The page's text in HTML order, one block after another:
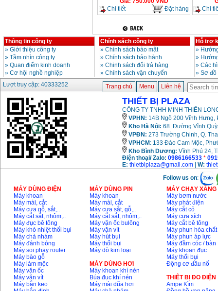
Chi tiết
Đặt hàng
Chi
Thông tin công ty
» Giới thiệu công ty
» Tầm nhìn công ty
» Quan điểm kinh doanh
» Cơ hội nghề nghiệp
Chính sách công ty
» Chính sách bảo mật
» Chính sách bảo hành
» Chinh sách đổi trả hàng
» Chính sách vận chuyển
Hỗ trợ
»
»
» Các
» Sơ
Lượt truy cập: 40333252
Trang chủ Menu Liên hệ
THIẾT BỊ PLAZA
CÔNG TY TNHH MINH THIÊN
VPHN: 14B Ngõ 200 Vĩnh Hưng,
Kho Hà Nội: 68 Đường Vĩnh
VPĐN: 273 Trường Chinh, Q.
VPHCM : 133 Đào Cam Mộc,
Kho Bình Dương: Vĩnh Phú 24,
Điện thoại/ Zalo: 0986166533 *
E: thietbiplaza@gmail.com W:
Follow us on:
MÁY DÙNG ĐIỆN
Máy khoan
Máy mài, cắt
Máy cưa gỗ, sắt,..
Máy cắt sắt, nhôm,..
Máy đục bê tông
Máy khò nhiệt thổi bụi
Máy chà nhám
Máy đánh bóng
Máy soi phay router
Máy bào gỗ
Máy làm mộc
Máy vặn ốc
Máy vặn vít
Máy bắn keo
MÁY DÙNG PIN
Máy khoan
Máy mài, cắt
Máy cưa sắt, gỗ,..
Máy cắt sắt, nhôm,..
Máy vặn ốc bulông
Máy vặn vít
Máy hút bụi
Máy thổi bụi
Máy dò kim loại
MÁY DÙNG HƠI
Máy khoan khí nén
Búa đục khí nén
Máy mài dũa hơi
MÁY CHẠY
Máy bơm nước
Máy phát điện
Máy cắt cỏ
Máy cưa xích
Máy cắt bê tông
Máy phun hóa chất
Máy phun áp lực
Máy đầm cóc / bàn
Máy khoan đục
Máy thổi bụi
Động cơ đầu nổ
THIÊT BỊ ĐO ĐIỆN
Ampe Kìm